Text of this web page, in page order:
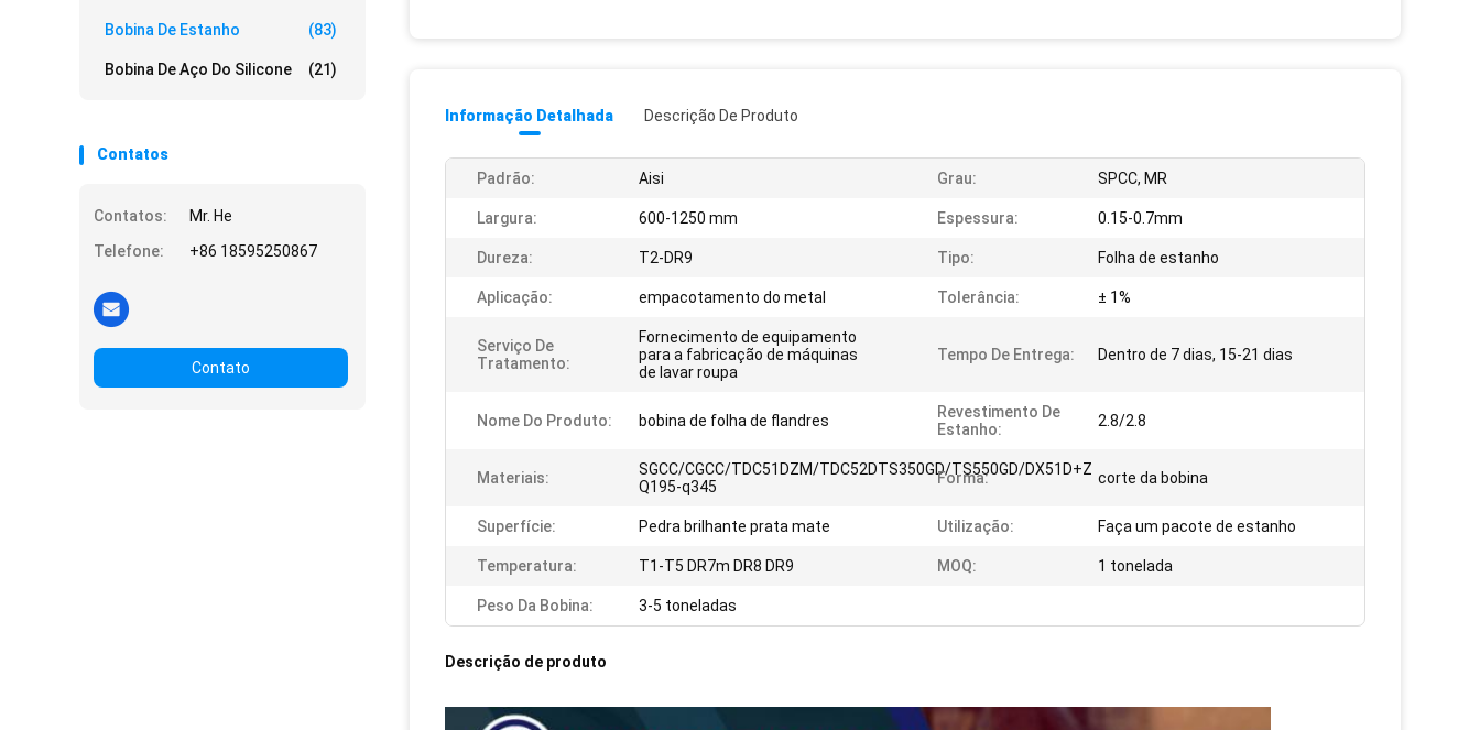
Bobina De Estanho (83)
Bobina De Aço Do Silicone (21)
Contatos
Contatos:
Mr. He
Telefone:
+86 18595250867
Contato
Informação Detalhada Descrição De Produto
Padrão: Aisi Grau: SPCC, MR
Largura: 600-1250 mm Espessura: 0.15-0.7mm
Dureza: T2-DR9 Tipo: Folha de estanho
Aplicação: empacotamento do metal Tolerância: ± 1%
Serviço De
Tratamento:
Fornecimento de equipamento
para a fabricação de máquinas
de lavar roupa
Tempo De Entrega: Dentro de 7 dias, 15-21 dias
Nome Do Produto: bobina de folha de flandres
Revestimento De
Estanho:
2.8/2.8
Materiais:
SGCC/CGCC/TDC51DZM/TDC52DTS350GD/TS550GD/DX51D+Z
Q195-q345
Forma: corte da bobina
Superfície: Pedra brilhante prata mate Utilização: Faça um pacote de estanho
Temperatura: T1-T5 DR7m DR8 DR9 MOQ: 1 tonelada
Peso Da Bobina: 3-5 toneladas
Descrição de produto